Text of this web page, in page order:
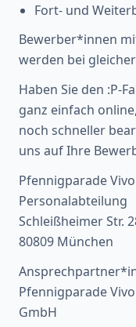
Fort- und
Bewerber*innen
werden bei
Haben Sie den :P-
ganz einfach
noch schneller
uns auf Ihre
Pfennigparade
Personalabteilung
Schleißheimer Str.
80809 München
Pfennigparade
GmbH